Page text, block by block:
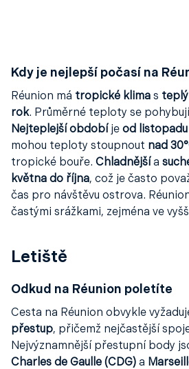
Kdy je nejlepší počasí na
Réunion má tropické klima s
rok. Průměrné teploty se
Nejteplejší období je od
mohou teploty stoupnout nad
tropické bouře. Chladnější a
května do října, což je často
čas pro návštěvu ostrova.
častými srážkami, zejména ve
Letiště
Odkud na Réunion poletíte
Cesta na Réunion obvykle
přestup, přičemž nejčastější
Nejvýznamnější přestupní body
Charles de Gaulle (CDG) a